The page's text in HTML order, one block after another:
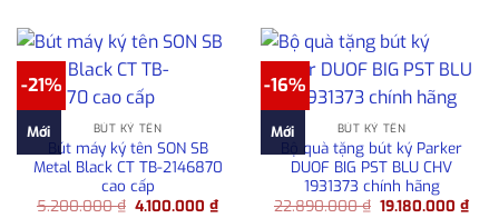
-21%
Mới BÚT KÝ TÊN
Bút máy ký tên SON SB
Metal Black CT TB-2146870
cao cấp
5.200.000₫ Giá
4.100.000₫Giá
-16%
Mới BÚT KÝ TÊN
Bộ quà tặng bút ký Parker
DUOF BIG PST BLU CHV
1931373 chính hãng
22.890.000₫ Giá
19.180.000₫Giá